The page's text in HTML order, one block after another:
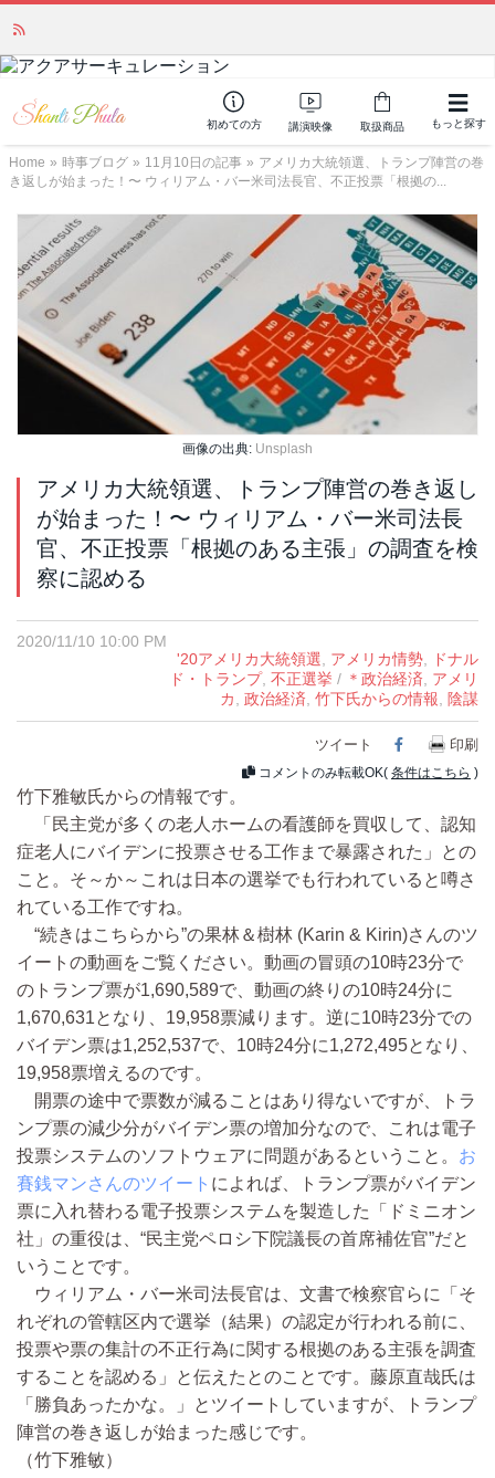
初めての方 講演映像 取扱商品 もっと探す
Home » 時事ブログ » 11月10日の記事 » アメリカ大統領選、トランプ陣営の巻
き返しが始まった！〜 ウィリアム・バー米司法長官、不正投票「根拠の...
画像の出典: Unsplash
アメリカ大統領選、トランプ陣営の巻き返し
が始まった！〜 ウィリアム・バー米司法長
官、不正投票「根拠のある主張」の調査を検
察に認める
2020/11/10 10:00 PM
'20アメリカ大統領選, アメリカ情勢,
ドナル
ド・トランプ, 不正選挙 / ＊政治経済, アメリ
カ, 政治経済, 竹下氏からの情報, 陰謀
ツイート Facebook
印刷
コメントのみ転載OK( 条件はこちら )
竹下雅敏氏からの情報です。
「民主党が多くの老人ホームの看護師を買収して、認知
症老人にバイデンに投票させる工作まで暴露された」との
こと。そ～か～これは日本の選挙でも行われていると噂さ
れている工作ですね。
“続きはこちらから”の果林＆樹林 (Karin & Kirin)さんのツ
イートの動画をご覧ください。動画の冒頭の10時23分で
のトランプ票が1,690,589で、動画の終りの10時24分に
1,670,631となり、19,958票減ります。逆に10時23分での
バイデン票は1,252,537で、10時24分に1,272,495となり、
19,958票増えるのです。
開票の途中で票数が減ることはあり得ないですが、トラ
ンプ票の減少分がバイデン票の増加分なので、これは電子
投票システムのソフトウェアに問題があるということ。 お
賽銭マンさんのツイート によれば、トランプ票がバイデン
票に入れ替わる電子投票システムを製造した「ドミニオン
社」の重役は、“民主党ペロシ下院議長の首席補佐官”だと
いうことです。
ウィリアム・バー米司法長官は、文書で検察官らに「そ
れぞれの管轄区内で選挙（結果）の認定が行われる前に、
投票や票の集計の不正行為に関する根拠のある主張を調査
することを認める」と伝えたとのことです。藤原直哉氏は
「勝負あったかな。」とツイートしていますが、トランプ
陣営の巻き返しが始まった感じです。
（竹下雅敏）